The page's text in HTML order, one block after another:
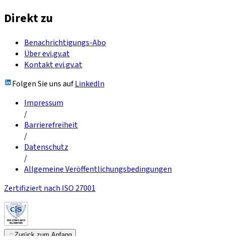
Direkt zu
Benachrichtigungs-Abo
Über evi.gv.at
Kontakt evi.gv.at
Folgen Sie uns aufLinkedIn
Impressum
/
Barrierefreiheit
/
Datenschutz
/
Allgemeine Veröffentlichungsbedingungen
Zertifiziert nach ISO 27001
Zurück zum Anfang